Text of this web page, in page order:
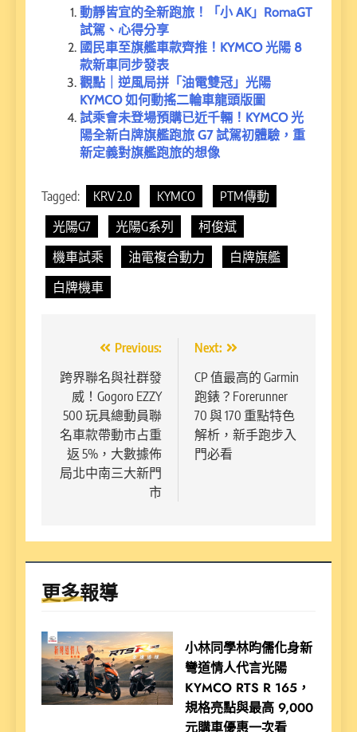
動靜皆宜的全新跑旅！「小 AK」RomaGT
試駕、心得分享
國民車至旗艦車款齊推！KYMCO 光陽 8
款新車同步發表
觀點｜逆風局拼「油電雙冠」光陽
KYMCO 如何動搖二輪車龍頭版圖
試乘會未登場預購已近千輛！KYMCO 光
陽全新白牌旗艦跑旅 G7 試駕初體驗，重
新定義對旗艦跑旅的想像
Tagged: KRV 2.0 KYMCO
PTM傳動
光陽G7
光陽G系列
柯俊斌
機車試乘
油電複合動力
白牌旗艦
白牌機車
章
導
覽
Previous:
跨界聯名與社群發
威！Gogoro EZZY
500 玩具總動員聯
名車款帶動市占重
返 5%，大數據佈
局北中南三大新門
市
Next:
CP 值最高的 Garmin
跑錶？Forerunner
70 與 170 重點特色
解析，新手跑步入
門必看
更多報導
小林同學林昀儒化身新
彎道情人代言光陽
KYMCO RTS R 165，
規格亮點與最高 9,000
元購車優惠一次看